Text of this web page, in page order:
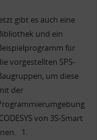
gibt es auch eine
und ein
für
vorgestellten SPS-
um diese
der
CODESYS von 3S-Smart
1.